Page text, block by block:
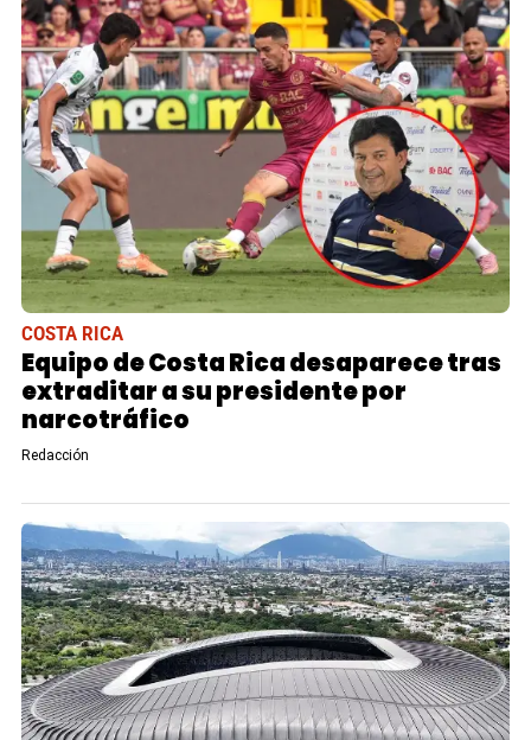
COSTA RICA
Equipo de Costa Rica desaparece tras
extraditar a su presidente por
narcotráfico
Redacción